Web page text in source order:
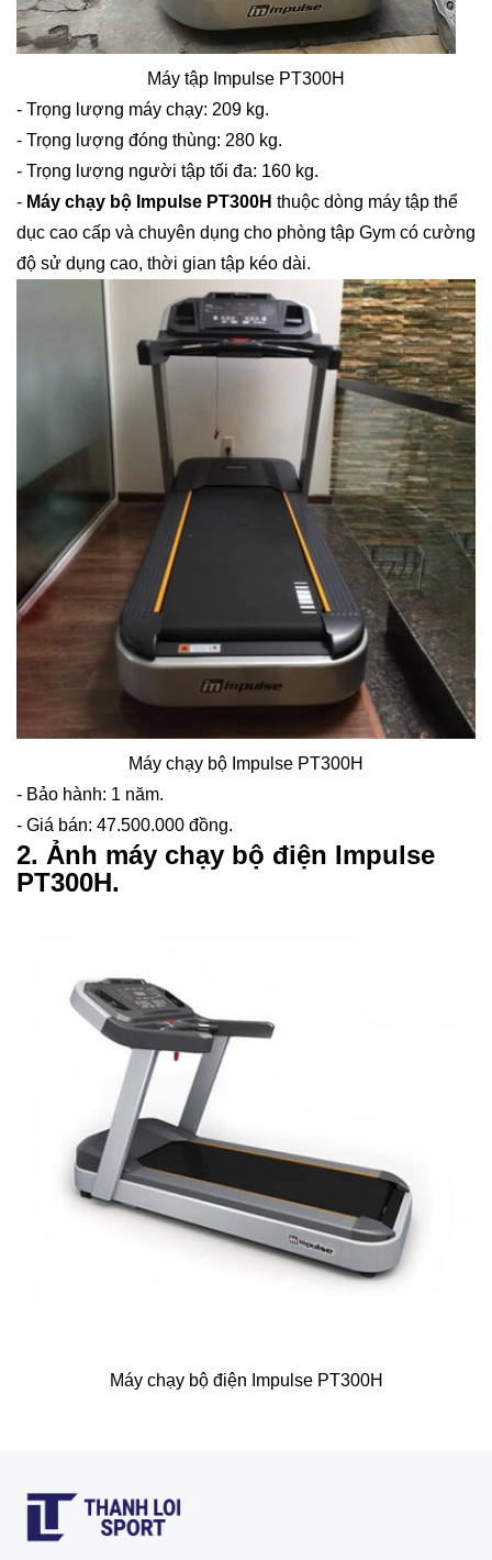
Máy tập Impulse PT300H
- Trọng lượng máy chạy: 209 kg.
- Trọng lượng đóng thùng: 280 kg.
- Trọng lượng người tập tối đa: 160 kg.
- Máy chạy bộ Impulse PT300H thuộc dòng máy tập thể
dục cao cấp và chuyên dụng cho phòng tập Gym có cường
độ sử dụng cao, thời gian tập kéo dài.
Máy chạy bộ Impulse PT300H
- Bảo hành: 1 năm.
- Giá bán: 47.500.000 đồng.
2. Ảnh máy chạy bộ điện Impulse
PT300H.
Máy chạy bộ điện Impulse PT300H